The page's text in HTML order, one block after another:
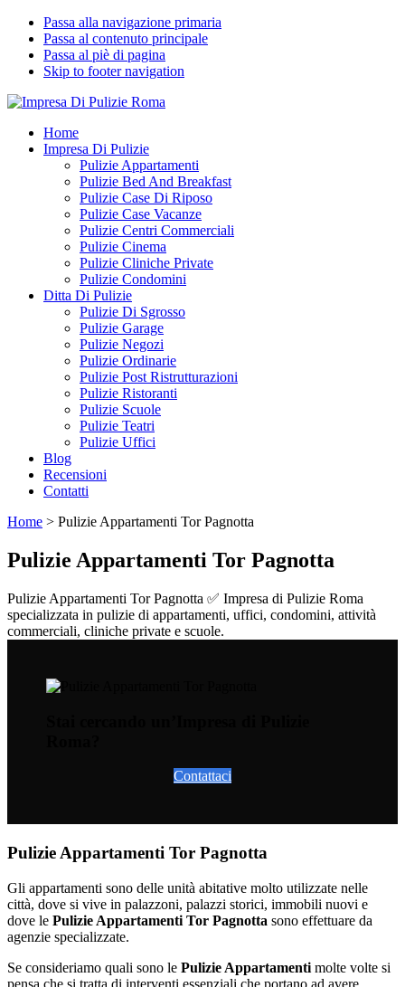
Passa alla navigazione primaria
Passa al contenuto principale
Passa al piè di pagina
Skip to footer navigation
Impresa Di Pulizie Roma
✅ Abitazioni e Attività Commerciali
Home
Impresa Di Pulizie
Pulizie Appartamenti
Pulizie Bed And Breakfast
Pulizie Case Di Riposo
Pulizie Case Vacanze
Pulizie Centri Commerciali
Pulizie Cinema
Pulizie Cliniche Private
Pulizie Condomini
Ditta Di Pulizie
Pulizie Di Sgrosso
Pulizie Garage
Pulizie Negozi
Pulizie Ordinarie
Pulizie Post Ristrutturazioni
Pulizie Ristoranti
Pulizie Scuole
Pulizie Teatri
Pulizie Uffici
Blog
Recensioni
Contatti
Home > Pulizie Appartamenti Tor Pagnotta
Pulizie Appartamenti Tor Pagnotta
Pulizie Appartamenti Tor Pagnotta ✅ Impresa di Pulizie Roma
specializzata in pulizie di appartamenti, uffici, condomini, attività
commerciali, cliniche private e scuole.
Contattaci
Pulizie Appartamenti Tor Pagnotta
Gli appartamenti sono delle unità abitative molto utilizzate nelle
città, dove si vive in palazzoni, palazzi storici, immobili nuovi e
dove le Pulizie Appartamenti Tor Pagnotta sono effettuare da
agenzie specializzate.
Se consideriamo quali sono le Pulizie Appartamenti molte volte si
pensa che si tratta di interventi essenziali che portano ad avere